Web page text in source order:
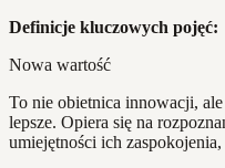
Definicje kluczowych pojęć:
Nowa wartość
To nie obietnica innowacji,
lepsze. Opiera się na
umiejętności ich